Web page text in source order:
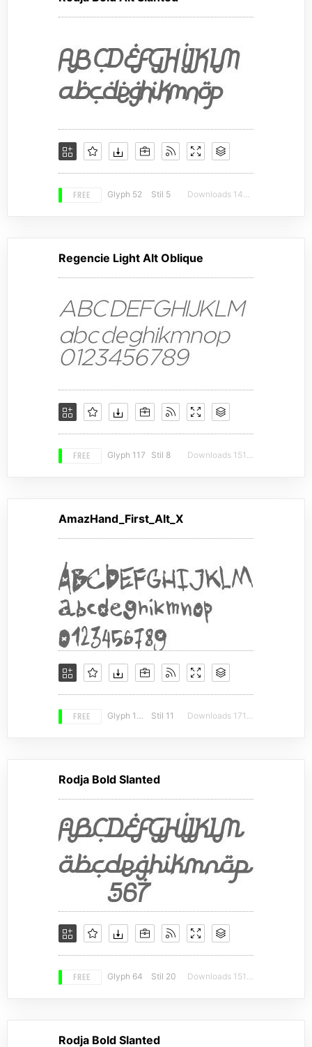
FREE Glyph 52 Stil 5 Downloads 14974
Regencie Light Alt Oblique
FREE Glyph 117 Stil 8 Downloads 15160
AmazHand_First_Alt_X
FREE Glyph 184 Stil 11 Downloads 17135
Rodja Bold Slanted
FREE Glyph 64 Stil 20 Downloads 15153
Rodja Bold Slanted